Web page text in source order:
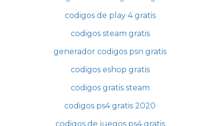
codigos de play 4 gratis
codigos steam gratis
generador codigos psn gratis
codigos eshop gratis
codigos gratis steam
codigos ps4 gratis 2020
codigos de juegos ps4 gratis